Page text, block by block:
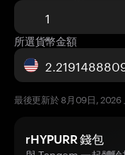
所選貨幣金額
最後更新於 8月09日, 2026
rHYPURR 錢包